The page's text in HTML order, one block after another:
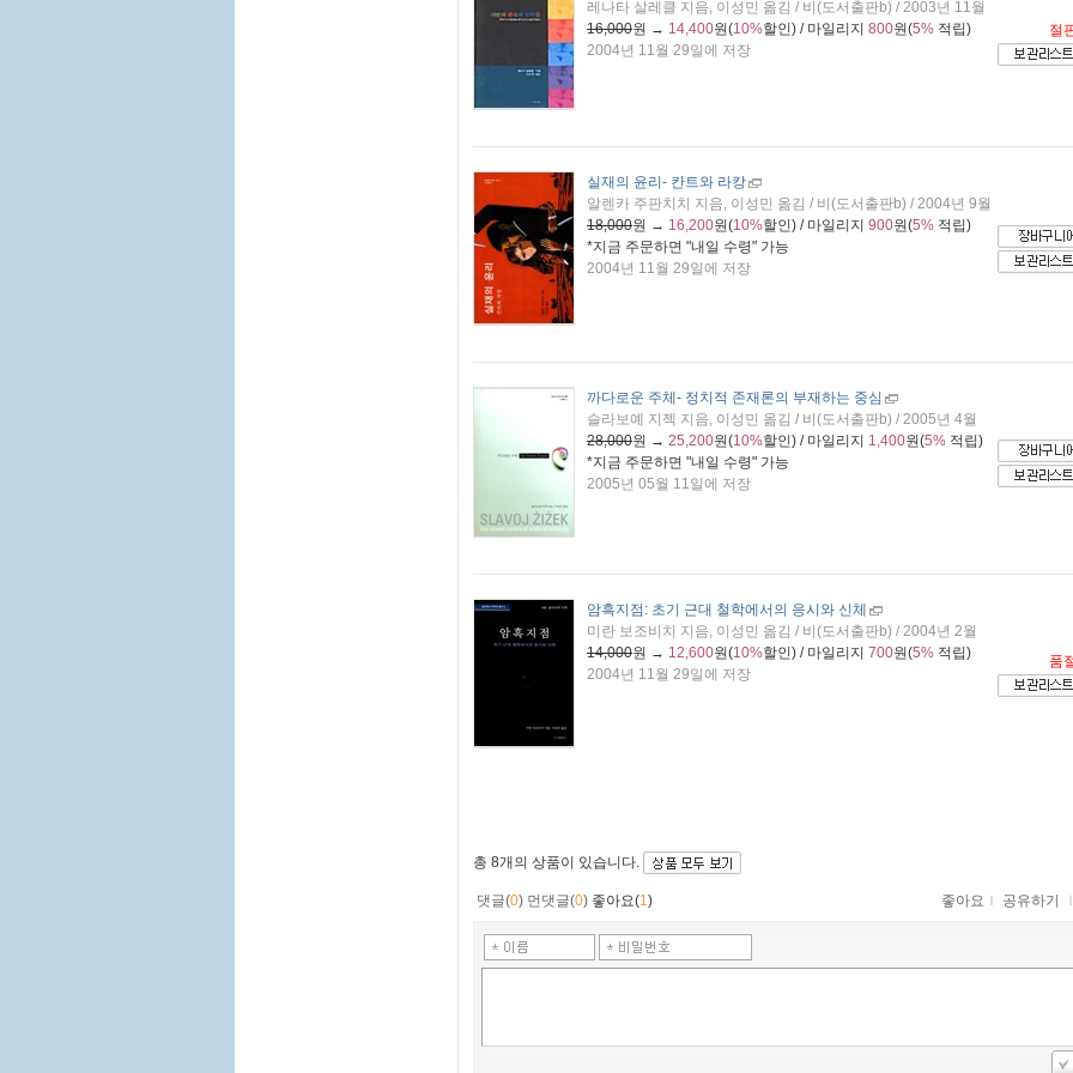
레나타 살레클 지음, 이성민 옮김 / 비(도서출판b) / 2003년 11월
16,000원 → 14,400원(10%할인) / 마일리지 800원(5% 적립)
2004년 11월 29일에 저장
절
실재의 윤리- 칸트와 라캉
알렌카 주판치치 지음, 이성민 옮김 / 비(도서출판b) / 2004년 9월
18,000원 → 16,200원(10%할인) / 마일리지 900원(5% 적립)
*지금 주문하면 "내일 수령" 가능
2004년 11월 29일에 저장
까다로운 주체- 정치적 존재론의 부재하는 중심
슬라보예 지젝 지음, 이성민 옮김 / 비(도서출판b) / 2005년 4월
28,000원 → 25,200원(10%할인) / 마일리지 1,400원(5% 적립)
*지금 주문하면 "내일 수령" 가능
2005년 05월 11일에 저장
암흑지점: 초기 근대 철학에서의 응시와 신체
미란 보조비치 지음, 이성민 옮김 / 비(도서출판b) / 2004년 2월
14,000원 → 12,600원(10%할인) / 마일리지 700원(5% 적립)
2004년 11월 29일에 저장
품
총 8개의 상품이 있습니다.
댓글(0) 먼댓글(0) 좋아요(1) 좋아요 ｌ 공유하기